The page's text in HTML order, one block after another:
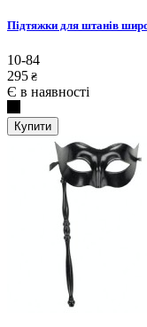
Підтяжки для штанів
10-84
295 ₴
Є в наявності
Купити